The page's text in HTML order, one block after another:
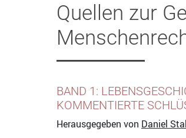
Quellen zur
BAND 1:
KOMMENTIERTE
Herausgegeben von Daniel